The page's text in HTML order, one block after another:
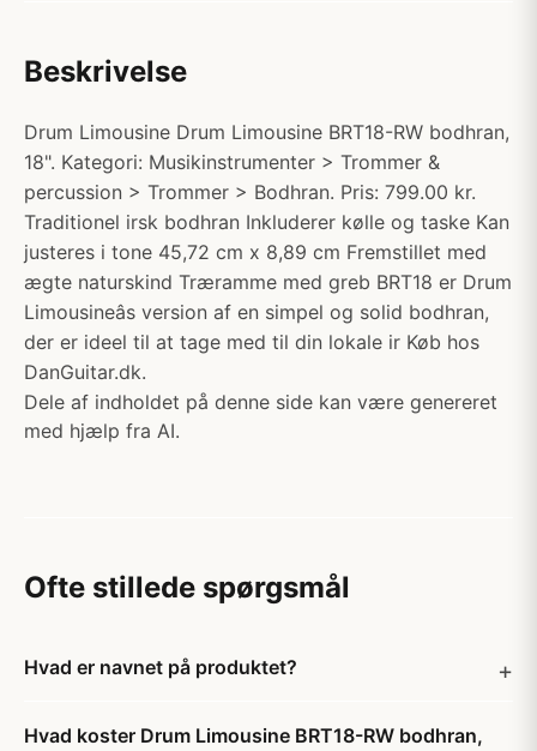
Beskrivelse
Drum Limousine Drum Limousine BRT18-RW bodhran,
18". Kategori: Musikinstrumenter > Trommer &
percussion > Trommer > Bodhran. Pris: 799.00 kr.
Traditionel irsk bodhran Inkluderer kølle og taske Kan
justeres i tone 45,72 cm x 8,89 cm Fremstillet med
ægte naturskind Træramme med greb BRT18 er Drum
Limousineâs version af en simpel og solid bodhran,
der er ideel til at tage med til din lokale ir Køb hos
DanGuitar.dk.
Dele af indholdet på denne side kan være genereret
med hjælp fra AI.
Ofte stillede spørgsmål
Hvad er navnet på produktet?
Hvad koster Drum Limousine BRT18-RW bodhran,